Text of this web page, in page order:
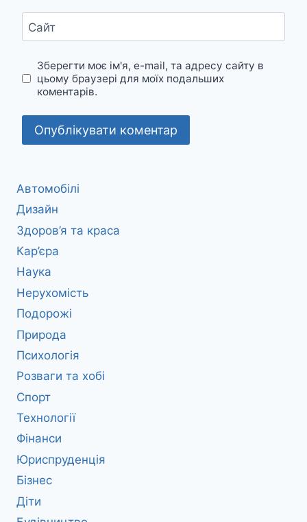
Сайт
Зберегти моє ім'я, e-mail, та адресу сайту в
цьому браузері для моїх подальших
коментарів.
Автомобілі
Дизайн
Здоров’я та краса
Кар’єра
Наука
Нерухомість
Подорожі
Природа
Психологія
Розваги та хобі
Спорт
Технології
Фінанси
Юриспруденція
Бізнес
Діти